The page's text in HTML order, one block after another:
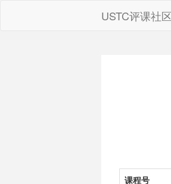
USTC评课社区
课程号